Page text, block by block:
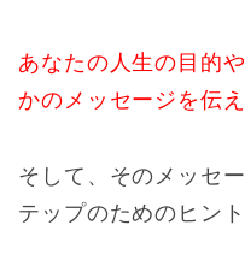
あなたの人生の目的
かのメッセージを伝
そして、そのメッセ
テップのためのヒン